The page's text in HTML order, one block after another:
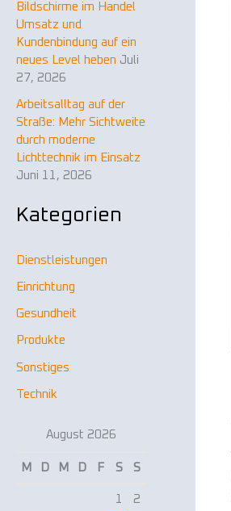
n
a
c
:
Bildschirme im Handel
Umsatz und
Kundenbindung auf ein
neues Level heben Juli
27, 2026
Arbeitsalltag auf der
Straße: Mehr Sichtweite
durch moderne
Lichttechnik im Einsatz
Juni 11, 2026
Kategorien
Dienstleistungen
Einrichtung
Gesundheit
Produkte
Sonstiges
Technik
August 2026
M D M D F S S
1 2